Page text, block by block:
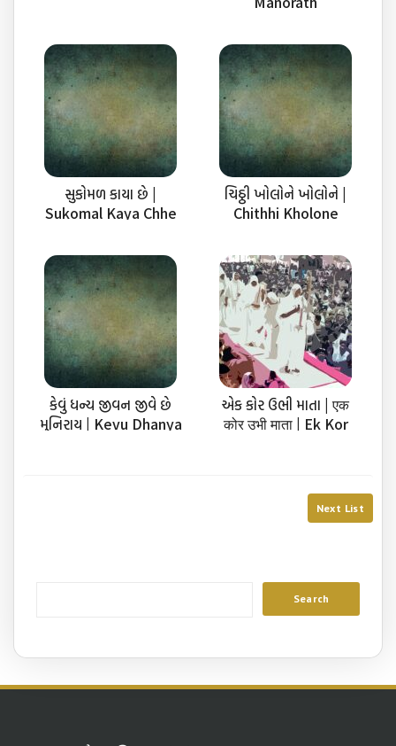
સુકોમળ કાયા છે |
Sukomal Kaya Chhe
ચિઠ્ઠી ખોલોને ખોલોને |
Chithhi Kholone
કેવું ધન્ય જીવન જીવે છે
મુનિરાય | Kevu Dhanya
એક કોર ઉભી માતા | एक
कोर उभी माता | Ek Kor
Next List